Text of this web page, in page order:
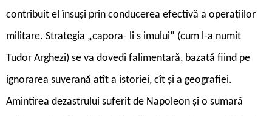
contribuit el însuși prin conducerea efectivă a operațiilor
militare. Strategia „capora- li s imului” (cum l-a numit
Tudor Arghezi) se va dovedi falimentară, bazată fiind pe
ignorarea suverană atît a istoriei, cît și a geografiei.
Amintirea dezastrului suferit de Napoleon și o sumară